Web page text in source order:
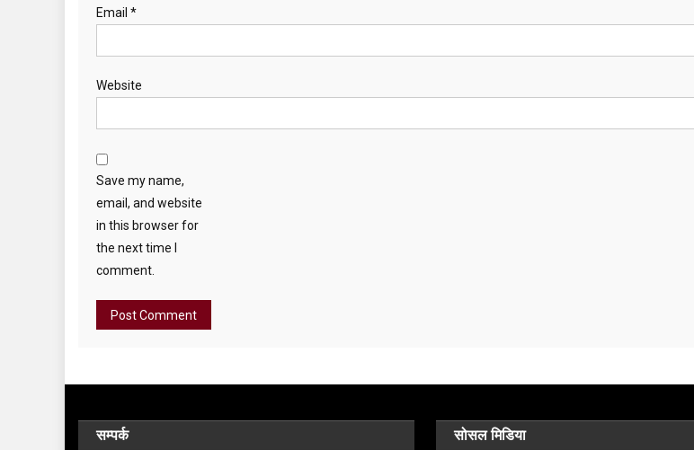
Email *
Website
Save my name,
email, and website
in this browser for
the next time I
comment.
सम्पर्क सोसल मिडिया